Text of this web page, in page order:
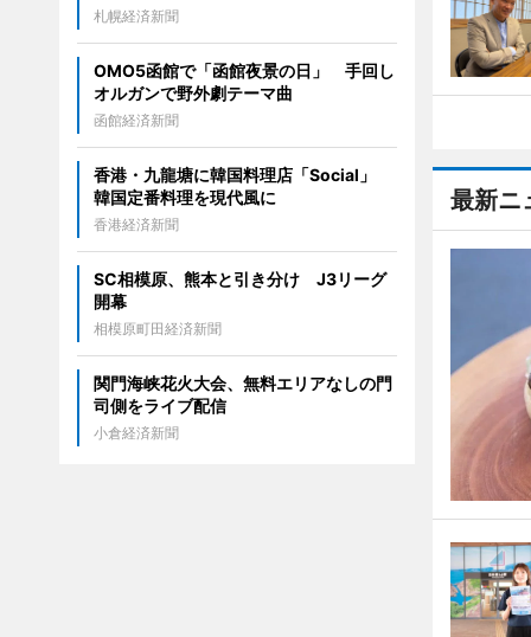
最新ニ
札幌経済新聞
OMO5函館で「函館夜景の日」 手回し
オルガンで野外劇テーマ曲
函館経済新聞
香港・九龍塘に韓国料理店「Social」
韓国定番料理を現代風に
香港経済新聞
SC相模原、熊本と引き分け J3リーグ
開幕
相模原町田経済新聞
関門海峡花火大会、無料エリアなしの門
司側をライブ配信
小倉経済新聞